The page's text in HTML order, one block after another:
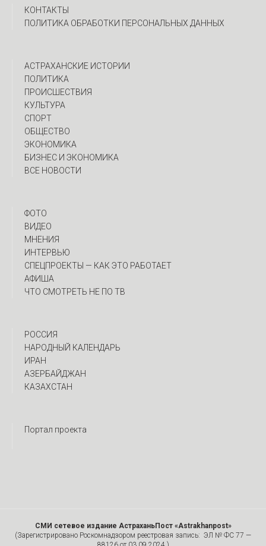
КОНТАКТЫ
ПОЛИТИКА ОБРАБОТКИ ПЕРСОНАЛЬНЫХ ДАННЫХ
АСТРАХАНСКИЕ ИСТОРИИ
ПОЛИТИКА
ПРОИСШЕСТВИЯ
КУЛЬТУРА
СПОРТ
ОБЩЕСТВО
ЭКОНОМИКА
БИЗНЕС И ЭКОНОМИКА
ВСЕ НОВОСТИ
ФОТО
ВИДЕО
МНЕНИЯ
ИНТЕРВЬЮ
CПЕЦПРОЕКТЫ — КАК ЭТО РАБОТАЕТ
АФИША
ЧТО СМОТРЕТЬ НЕ ПО ТВ
РОССИЯ
НАРОДНЫЙ КАЛЕНДАРЬ
ИРАН
АЗЕРБАЙДЖАН
КАЗАХСТАН
Портал проекта
СМИ сетевое издание АстраханьПост «Astrakhanpost»
(Зарегистрировано Роскомнадзором реестровая запись: ЭЛ № ФС 77 —